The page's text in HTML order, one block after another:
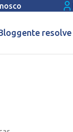
gente resolve